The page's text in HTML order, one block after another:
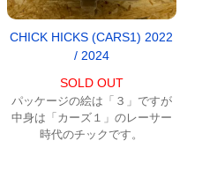
CHICK HICKS (CARS1) 2022
/ 2024
SOLD OUT
パッケージの絵は「３」ですが
中身は「カーズ１」のレーサー
時代のチックです。